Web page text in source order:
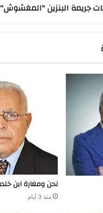
جريمة البنزين "المغشوش"
نحن‭ ‬ومغارة ابن‭ ‬خلدون
منذ 3 أيام